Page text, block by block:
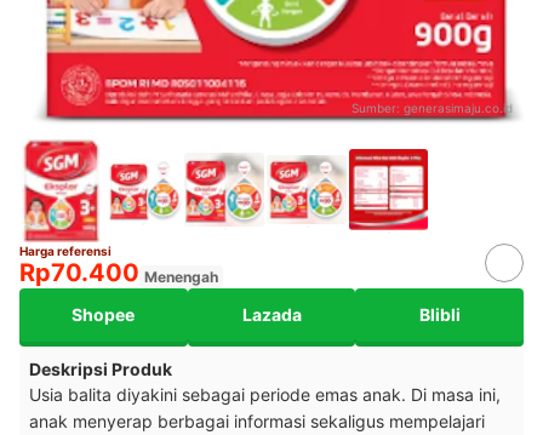
Sumber: generasimaju.co.id
Harga referensi
Rp70.400 Menengah
Shopee Lazada Blibli
Deskripsi Produk
Usia balita diyakini sebagai periode emas anak. Di masa ini,
anak menyerap berbagai informasi sekaligus mempelajari